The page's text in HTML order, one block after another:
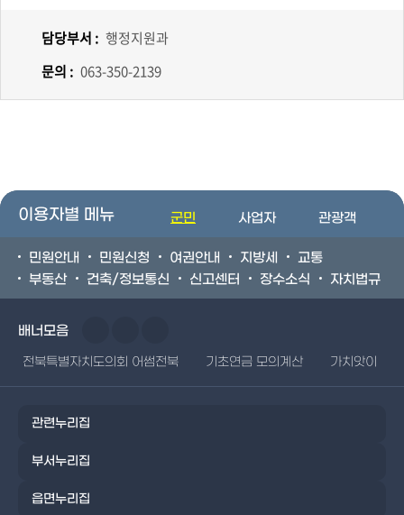
담당부서 : 행정지원과
문의 : 063-350-2139
이용자별 메뉴 군민 사업자 관광객
민원안내 민원신청 여권안내 지방세
교통
부동산
건축/정보통신 신고센터 장수소식 자치법규
배너모음
전북특별자치도의회 어썸전북 기초연금 모의계산 가치앗이
관련누리집
부서누리집
읍면누리집